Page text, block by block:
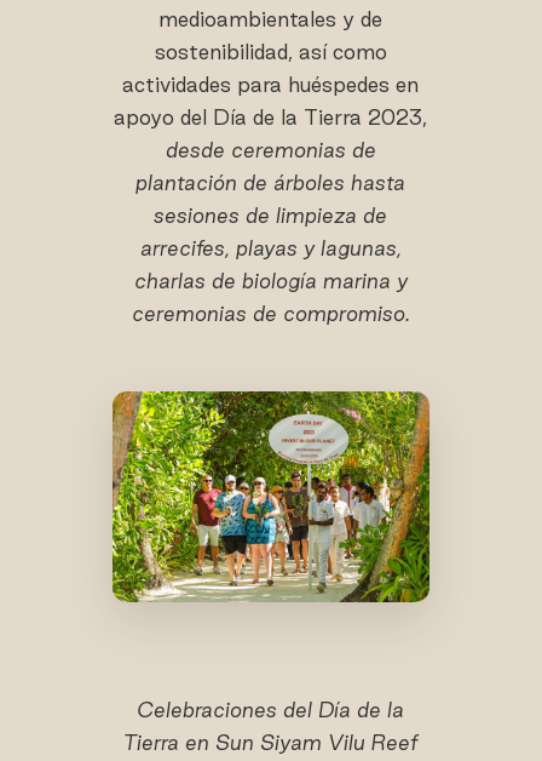
medioambientales y de
sostenibilidad, así como
actividades para huéspedes en
apoyo del Día de la Tierra 2023,
desde ceremonias de
plantación de árboles hasta
sesiones de limpieza de
arrecifes, playas y lagunas,
charlas de biología marina y
ceremonias de compromiso.
Celebraciones del Día de la
Tierra en Sun Siyam Vilu Reef